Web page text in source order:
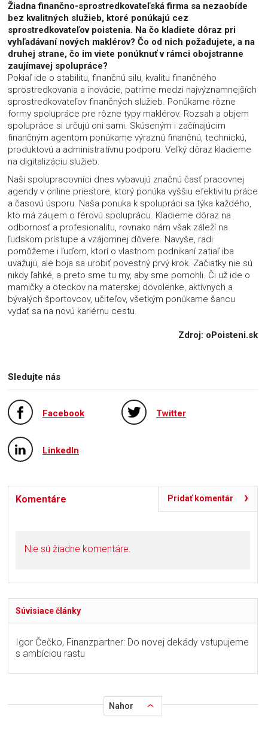
Žiadna finančno-sprostredkovateľská firma sa nezaobíde
bez kvalitných služieb, ktoré ponúkajú cez
sprostredkovateľov poistenia. Na čo kladiete dôraz pri
vyhľadávaní nových maklérov? Čo od nich požadujete, a na
druhej strane, čo im viete ponúknuť v rámci obojstranne
zaujímavej spolupráce?
Pokiaľ ide o stabilitu, finančnú silu, kvalitu finančného
sprostredkovania a inovácie, patríme medzi najvýznamnejších
sprostredkovateľov finančných služieb. Ponúkame rôzne
formy spolupráce pre rôzne typy maklérov. Rozsah a objem
spolupráce si určujú oni sami. Skúseným i začínajúcim
finančným agentom ponúkame výraznú finančnú, technickú,
produktovú a administratívnu podporu. Veľký dôraz kladieme
na digitalizáciu služieb.
Naši spolupracovníci dnes vybavujú značnú časť pracovnej
agendy v online priestore, ktorý ponúka vyššiu efektivitu práce
a časovú úsporu. Naša ponuka k spolupráci sa týka každého,
kto má záujem o férovú spoluprácu. Kladieme dôraz na
odbornosť a profesionalitu, rovnako nám však záleží na
ľudskom prístupe a vzájomnej dôvere. Navyše, radi
pomôžeme i ľuďom, ktorí o vlastnom podnikaní zatiaľ iba
uvažujú, ale boja sa urobiť povestný prvý krok. Začiatky nie sú
nikdy ľahké, a preto sme tu my, aby sme pomohli. Či už ide o
mamičky a oteckov na materskej dovolenke, aktívnych a
bývalých športovcov, učiteľov, všetkým ponúkame šancu
vydať sa na novú kariérnu cestu.
Zdroj: oPoisteni.sk
Sledujte nás
Facebook Twitter
LinkedIn
Komentáre Pridať komentár
Nie sú žiadne komentáre.
Súvisiace články
Igor Čečko, Finanzpartner: Do novej dekády vstupujeme
s ambíciou rastu
Nahor